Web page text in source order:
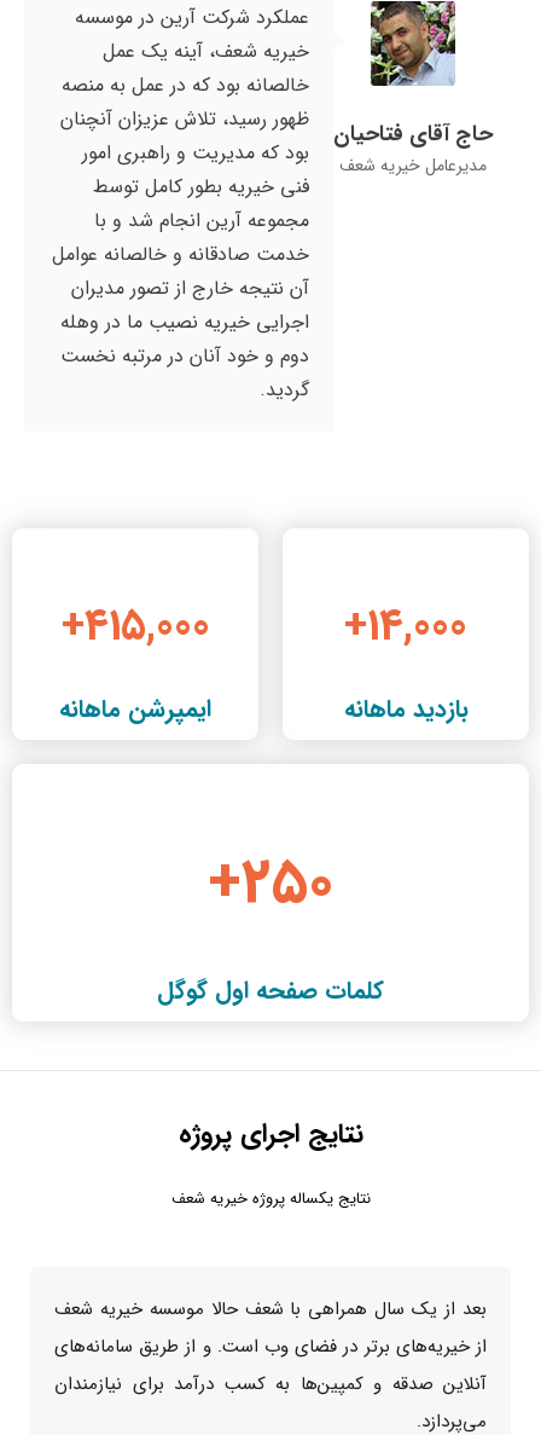
عملکرد شرکت آرین در موسسه
خیریه شعف، آینه یک عمل
خالصانه بود که در عمل به منصه
ظهور رسید، تلاش عزیزان آنچنان
بود که مدیریت و راهبری امور
فنی خیریه بطور کامل توسط
مجموعه آرین انجام شد و با
خدمت صادقانه و خالصانه عوامل
آن نتیجه خارج از تصور مدیران
اجرایی خیریه نصیب ما در وهله
دوم و خود آنان در مرتبه نخست
گردید.
حاج آقای فتاحیان
مدیرعامل خیریه شعف
بازدید ماهانه
14,000
+
ایمپرشن ماهانه
415,000
+
کلمات صفحه اول گوگل
250
+
نتایج اجرای پروژه
نتایج یکساله پروژه خیریه شعف
بعد از یک سال همراهی با شعف حالا موسسه خیریه شعف
از خیریه‌های برتر در فضای وب است. و از طریق سامانه‌های
آنلاین صدقه و کمپین‌ها به کسب درآمد برای نیازمندان
می‌پردازد.